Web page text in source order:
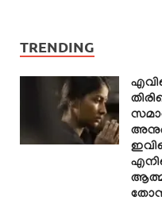
TRENDING